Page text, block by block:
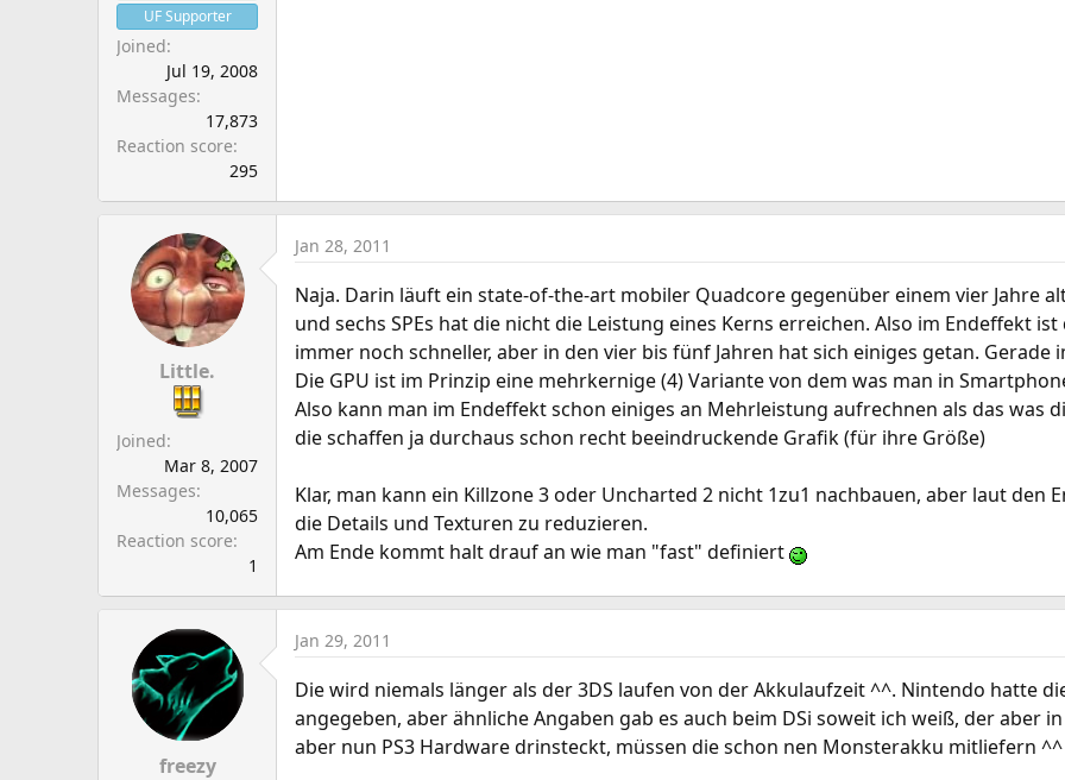
UF Supporter
Joined
Jul 19, 2008
Messages
17,873
Reaction score
295
Little.
Joined
Mar 8, 2007
Messages
10,065
Reaction score
1
Jan 28, 2011
Naja. Darin läuft ein state-of-the-art mobiler Quadcore gegenüber einem vier Jahre
und sechs SPEs hat die nicht die Leistung eines Kerns erreichen. Also im Endeffekt
immer noch schneller, aber in den vier bis fünf Jahren hat sich einiges getan. Gerade
Die GPU ist im Prinzip eine mehrkernige (4) Variante von dem was man in
Also kann man im Endeffekt schon einiges an Mehrleistung aufrechnen als das was
die schaffen ja durchaus schon recht beeindruckende Grafik (für ihre Größe)
Klar, man kann ein Killzone 3 oder Uncharted 2 nicht 1zu1 nachbauen, aber laut den
die Details und Texturen zu reduzieren.
Am Ende kommt halt drauf an wie man "fast" definiert
freezy
Jan 29, 2011
Die wird niemals länger als der 3DS laufen von der Akkulaufzeit ^^. Nintendo hatte
angegeben, aber ähnliche Angaben gab es auch beim DSi soweit ich weiß, der aber
aber nun PS3 Hardware drinsteckt, müssen die schon nen Monsterakku mitliefern ^^